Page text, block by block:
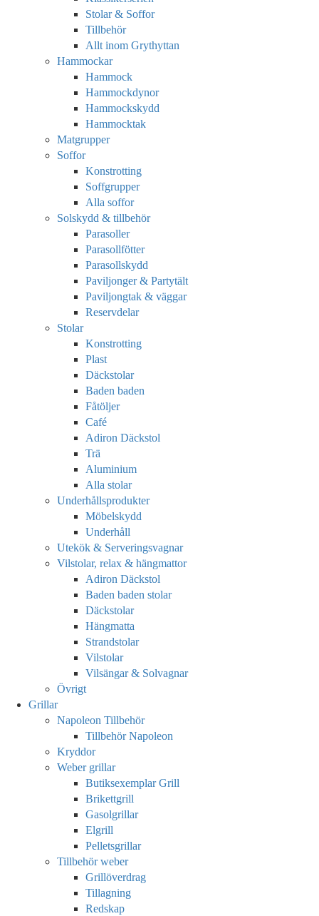
Stolar & Soffor
Tillbehör
Allt inom Grythyttan
Hammockar
Hammock
Hammockdynor
Hammockskydd
Hammocktak
Matgrupper
Soffor
Konstrotting
Soffgrupper
Alla soffor
Solskydd & tillbehör
Parasoller
Parasollfötter
Parasollskydd
Paviljonger & Partytält
Paviljongtak & väggar
Reservdelar
Stolar
Konstrotting
Plast
Däckstolar
Baden baden
Fåtöljer
Café
Adiron Däckstol
Trä
Aluminium
Alla stolar
Underhållsprodukter
Möbelskydd
Underhåll
Utekök & Serveringsvagnar
Vilstolar, relax & hängmattor
Adiron Däckstol
Baden baden stolar
Däckstolar
Hängmatta
Strandstolar
Vilstolar
Vilsängar & Solvagnar
Övrigt
Grillar
Napoleon Tillbehör
Tillbehör Napoleon
Kryddor
Weber grillar
Butiksexemplar Grill
Brikettgrill
Gasolgrillar
Elgrill
Pelletsgrillar
Tillbehör weber
Grillöverdrag
Tillagning
Redskap